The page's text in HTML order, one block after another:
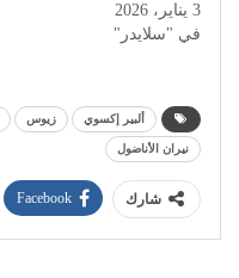
3 يناير، 2026
في "سلايدر"
ألبير إكسوي زيوس
نيران الأناضول
شارك Facebook